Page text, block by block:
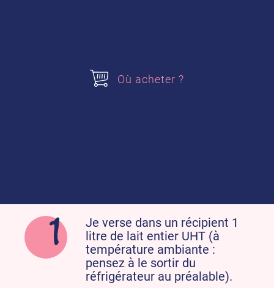
Blanc Maison, j’ai besoin
Je verse dans un récipient 1
litre de lait entier UHT (à
température ambiante :
pensez à le sortir du
réfrigérateur au préalable).
Où acheter ?